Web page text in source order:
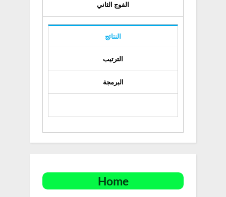
الفوج الثاني
النتائج
الترتيب
البرمجة
Home